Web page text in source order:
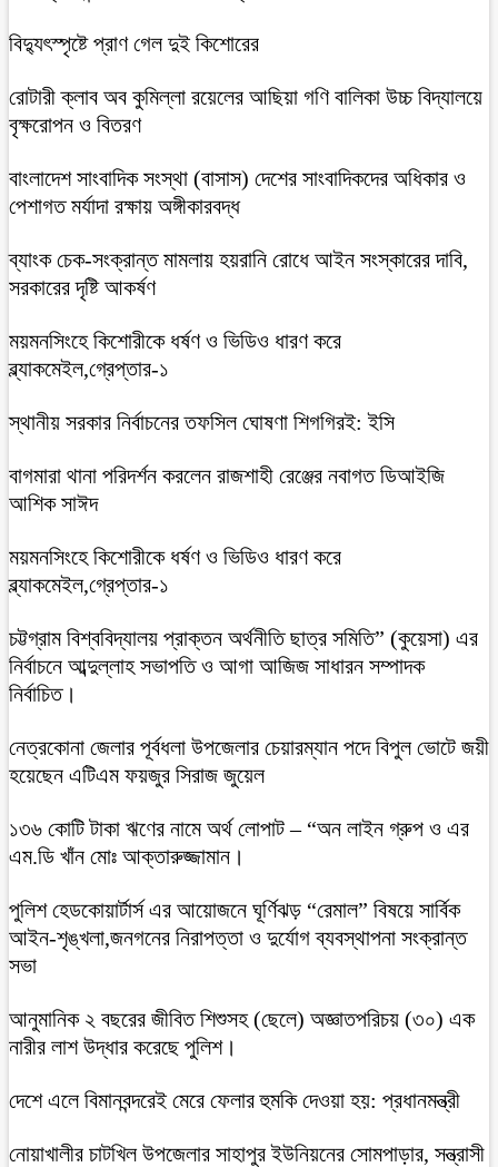
বিদ্যুৎস্পৃষ্টে প্রাণ গেল দুই কিশোরের
রোটারী ক্লাব অব কুমিল্লা রয়েলের আছিয়া গণি বালিকা উচ্চ বিদ্যালয়ে
বৃক্ষরোপন ও বিতরণ
বাংলাদেশ সাংবাদিক সংস্থা (বাসাস) দেশের সাংবাদিকদের অধিকার ও
পেশাগত মর্যাদা রক্ষায় অঙ্গীকারবদ্ধ
ব্যাংক চেক-সংক্রান্ত মামলায় হয়রানি রোধে আইন সংস্কারের দাবি,
সরকারের দৃষ্টি আকর্ষণ
ময়মনসিংহে কিশোরীকে ধর্ষণ ও ভিডিও ধারণ করে
ব্ল্যাকমেইল,গ্রেপ্তার-১
স্থানীয় সরকার নির্বাচনের তফসিল ঘোষণা শিগগিরই: ইসি
বাগমারা থানা পরিদর্শন করলেন রাজশাহী রেঞ্জের নবাগত ডিআইজি
আশিক সাঈদ
ময়মনসিংহে কিশোরীকে ধর্ষণ ও ভিডিও ধারণ করে
ব্ল্যাকমেইল,গ্রেপ্তার-১
চট্টগ্রাম বিশ্ববিদ্যালয় প্রাক্তন অর্থনীতি ছাত্র সমিতি” (কুয়েসা) এর
নির্বাচনে আব্দুল্লাহ সভাপতি ও আগা আজিজ সাধারন সম্পাদক
নির্বাচিত।
নেত্রকোনা জেলার পূর্বধলা উপজেলার চেয়ারম্যান পদে বিপুল ভোটে জয়ী
হয়েছেন এটিএম ফয়জুর সিরাজ জুয়েল
১৩৬ কোটি টাকা ঋণের নামে অর্থ লোপাট – “অন লাইন গ্রুপ ও এর
এম.ডি খাঁন মোঃ আক্তারুজ্জামান।
পুলিশ হেডকোয়ার্টার্স এর আয়োজনে ঘূর্ণিঝড় “রেমাল” বিষয়ে সার্বিক
আইন-শৃঙ্খলা,জনগনের নিরাপত্তা ও দুর্যোগ ব্যবস্থাপনা সংক্রান্ত
সভা
আনুমানিক ২ বছরের জীবিত শিশুসহ (ছেলে) অজ্ঞাতপরিচয় (৩০) এক
নারীর লাশ উদ্ধার করেছে পুলিশ।
দেশে এলে বিমানবন্দরেই মেরে ফেলার হুমকি দেওয়া হয়: প্রধানমন্ত্রী
নোয়াখালীর চাটখিল উপজেলার সাহাপুর ইউনিয়নের সোমপাড়ার, সন্ত্রাসী